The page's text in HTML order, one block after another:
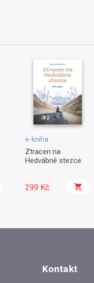
e-kniha
Ztracen na
Hedvábné stezce
299 Kč
Kontakt